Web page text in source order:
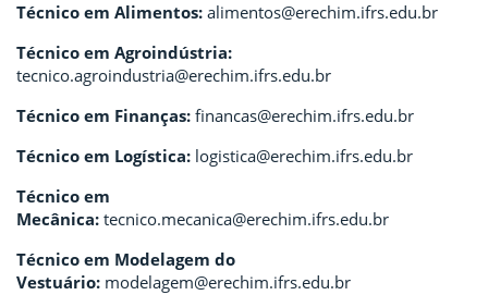
Técnico em Alimentos: alimentos@erechim.ifrs.edu.br
Técnico em Agroindústria:
tecnico.agroindustria@erechim.ifrs.edu.br
Técnico em Finanças: financas@erechim.ifrs.edu.br
Técnico em Logística: logistica@erechim.ifrs.edu.br
Técnico em
Mecânica: tecnico.mecanica@erechim.ifrs.edu.br
Técnico em Modelagem do
Vestuário: modelagem@erechim.ifrs.edu.br